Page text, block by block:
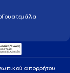
Γουατεμάλα
απορρήτου